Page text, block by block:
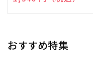
おすすめ特集